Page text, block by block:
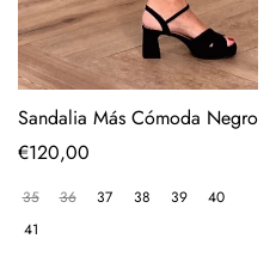
Sandalia Más Cómoda Negro
Precio
€120,00
35 36 37 38 39
40
41